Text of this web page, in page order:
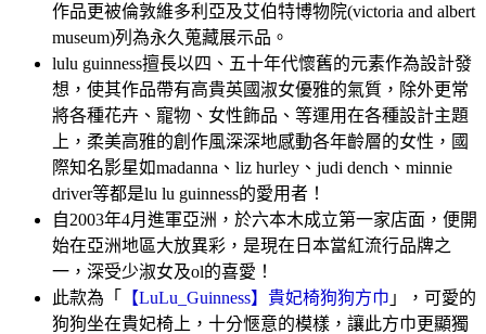
作品更被倫敦維多利亞及艾伯特博物院(victoria and albert
museum)列為永久蒐藏展示品。
lulu guinness擅長以四、五十年代懷舊的元素作為設計發
想，使其作品帶有高貴英國淑女優雅的氣質，除外更常
將各種花卉、寵物、女性飾品、等運用在各種設計主題
上，柔美高雅的創作風深深地感動各年齡層的女性，國
際知名影星如madanna、liz hurley、judi dench、minnie
driver等都是lu lu guinness的愛用者！
自2003年4月進軍亞洲，於六本木成立第一家店面，便開
始在亞洲地區大放異彩，是現在日本當紅流行品牌之
一，深受少淑女及ol的喜愛！
此款為「
【LuLu_Guinness】貴妃椅狗狗方巾 」，可愛的
狗狗坐在貴妃椅上，十分愜意的模樣，讓此方巾更顯獨